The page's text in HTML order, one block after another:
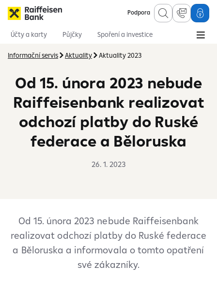
Podpora
Účty a karty Půjčky
Spoření a investice
Informační servis
Aktuality Aktuality 2023
Od 15. února 2023 nebude
Raiffeisenbank realizovat
odchozí platby do Ruské
federace a Běloruska
26. 1. 2023
Od 15. února 2023 nebude Raiffeisenbank
realizovat odchozí platby do Ruské federace
a Běloruska a informovala o tomto opatření
své zákazníky.